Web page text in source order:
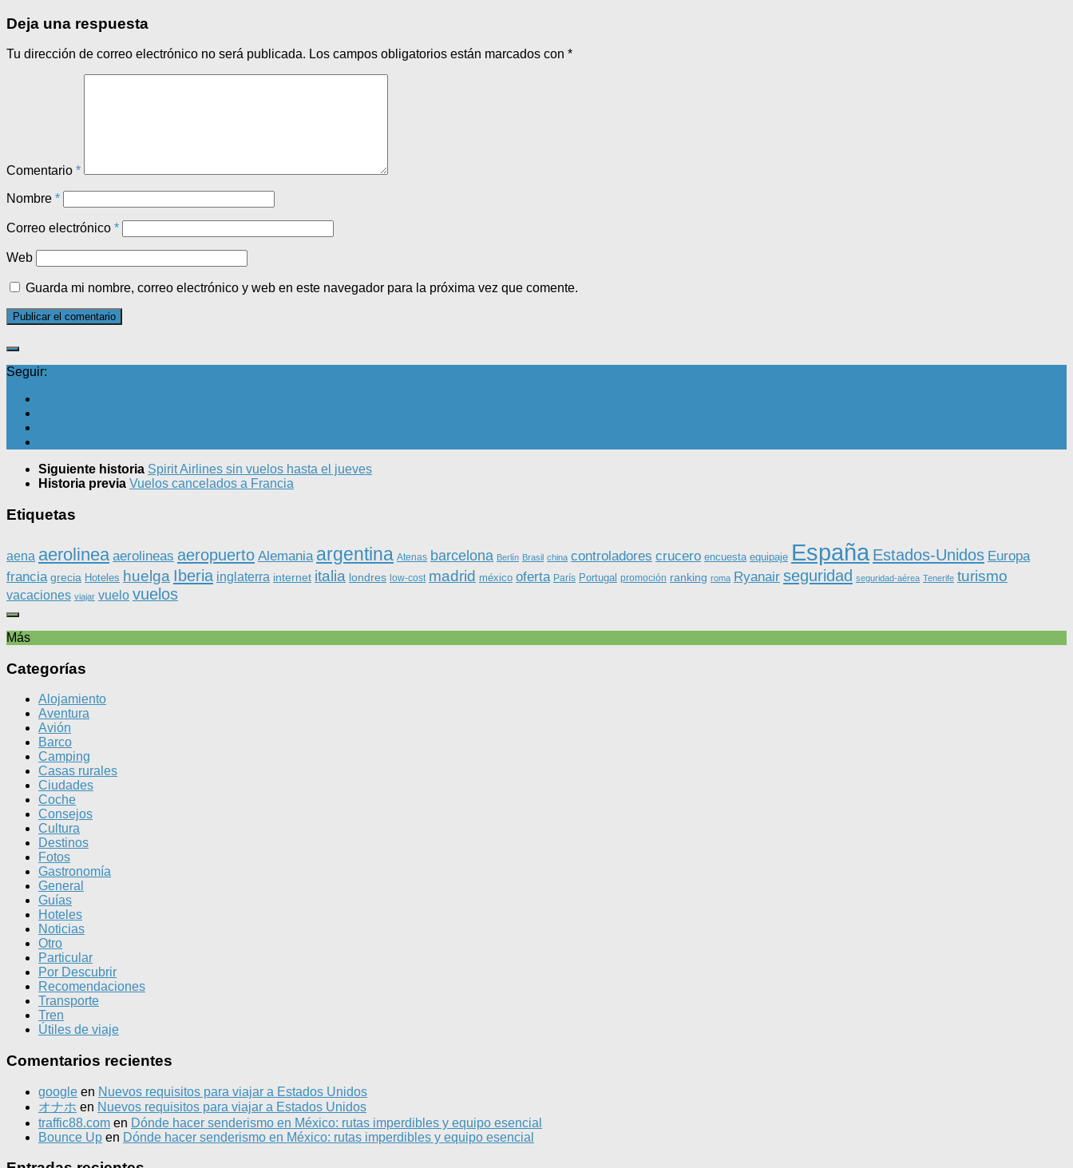
Deja una respuesta
Tu dirección de correo electrónico no será publicada. Los campos obligatorios están marcados con *
Comentario *
Nombre *
Correo electrónico *
Web
Guarda mi nombre, correo electrónico y web en este navegador para la próxima vez que comente.
Seguir:
Siguiente historia Spirit Airlines sin vuelos hasta el jueves
Historia previa Vuelos cancelados a Francia
Etiquetas
aena aerolinea aerolineas aeropuerto Alemania argentina Atenas barcelona Berlín Brasil china controladores crucero encuesta equipaje España Estados-Unidos Europa
francia grecia Hoteles huelga Iberia inglaterra internet italia londres low-cost madrid méxico oferta París Portugal promoción ranking roma Ryanair seguridad seguridad-aérea Tenerife turismo
vacaciones viajar vuelo vuelos
Más
Categorías
Alojamiento
Aventura
Avión
Barco
Camping
Casas rurales
Ciudades
Coche
Consejos
Cultura
Destinos
Fotos
Gastronomía
General
Guías
Hoteles
Noticias
Otro
Particular
Por Descubrir
Recomendaciones
Transporte
Tren
Útiles de viaje
Comentarios recientes
google en Nuevos requisitos para viajar a Estados Unidos
オナホ en Nuevos requisitos para viajar a Estados Unidos
traffic88.com en Dónde hacer senderismo en México: rutas imperdibles y equipo esencial
Bounce Up en Dónde hacer senderismo en México: rutas imperdibles y equipo esencial